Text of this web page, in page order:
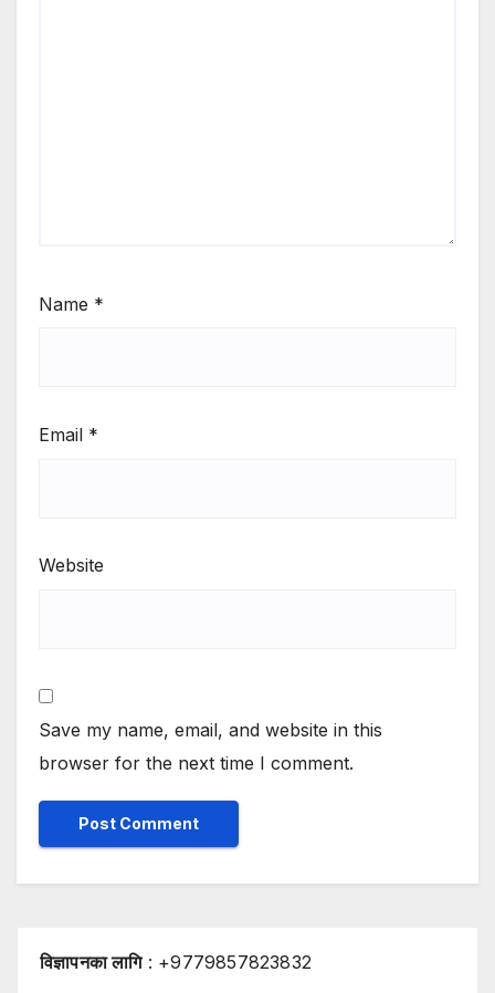
Name *
Email *
Website
Save my name, email, and website in this
browser for the next time I comment.
विज्ञापनका लागि: +9779857823832